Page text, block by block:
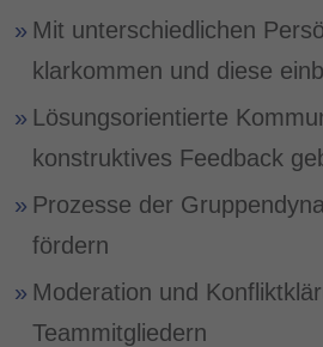
Mit unterschiedlichen
klarkommen und diese
Lösungsorientierte
konstruktives Feedback
Prozesse der
fördern
Moderation und
Teammitgliedern